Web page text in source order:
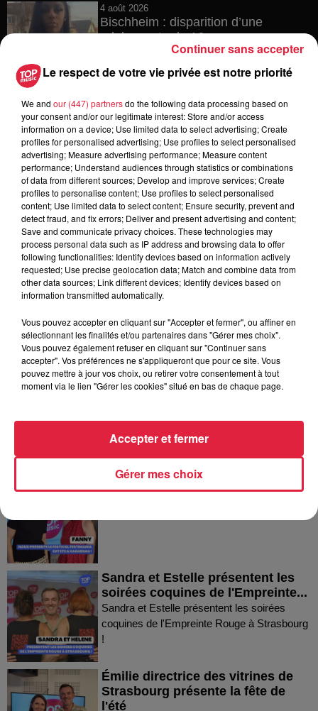
4 août 2026
Bischheim : disparition d’une
adolescente de 16 ans
4 août 2026
Muttersholtz : après SensoRied,
voilà BotaRied
3 août 2026
Éclipse solaire le 12 août : où et
comment observer ce spectacle en...
Dans la même série
Thierry du Domaine Wunsch et
Fanny nous présente le festival
Festimania !
Sandra et Estelle présentent les
soirées coquines de l'Empreinte...
Sandra et Estelle présentent les soirées
coquines de l'Empreinte Rouge à Strasbourg
!
Émilie directrice des vitrines de
Strasbourg présente la fête de
l'été
Le respect de votre vie privée est notre priorité
We and our (447) partnersdo the following data processing based on
your consent and/or our legitimate interest: Store and/or access
information on a device; Use limited data to select advertising; Create
profiles for personalised advertising; Use profiles to select personalised
advertising; Measure advertising performance; Measure content
performance; Understand audiences through statistics or combinations
of data from different sources; Develop and improve services; Create
profiles to personalise content; Use profiles to select personalised
content; Use limited data to select content; Ensure security, prevent and
detect fraud, and fix errors; Deliver and present advertising and content;
Save and communicate privacy choices. These technologies may
process personal data such as IP address and browsing data to offer
following functionalities: Identify devices based on information actively
requested; Use precise geolocation data; Match and combine data from
other data sources; Link different devices; Identify devices based on
information transmitted automatically.
Vous pouvez accepter en cliquant sur "Accepter et fermer", ou affiner en
sélectionnant les finalités et/ou partenaires dans "Gérer mes choix".
Vous pouvez également refuser en cliquant sur "Continuer sans
accepter". Vos préférences ne s'appliqueront que pour ce site. Vous
pouvez mettre à jour vos choix, ou retirer votre consentement à tout
moment via le lien "Gérer les cookies" situé en bas de chaque page.
Gérer mes choix
Accepter et fermer
Continuer sans accepter